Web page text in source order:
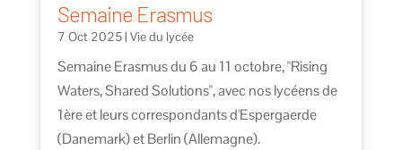
Semaine Erasmus
7 Oct 2025| Vie du lycée
Semaine Erasmus du 6 au 11 octobre, "Rising
Waters, Shared Solutions", avec nos lycéens de
1ère et leurs correspondants d'Espergaerde
(Danemark) et Berlin (Allemagne).